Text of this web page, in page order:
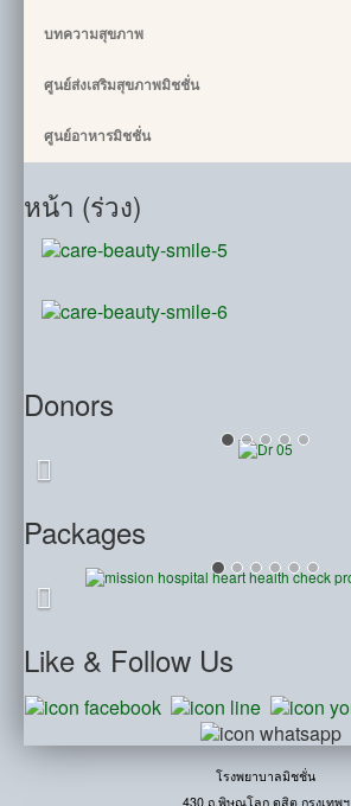
บทความสุขภาพ
ศูนย์ส่งเสริมสุขภาพมิชชั่น
ศูนย์อาหารมิชชั่น
หน้า (ร่วง)
Donors
Packages
Like & Follow Us
โรงพยาบาลมิชชั่น
430 ถ.พิษณุโลก ดุสิต กรุงเทพฯ